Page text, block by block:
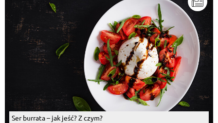
Ser burrata – jak jeść? Z czym?